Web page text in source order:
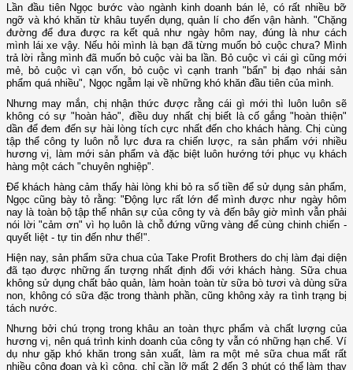
Lần đầu tiên Ngọc bước vào ngành kinh doanh bán lẻ, có rất nhiều bỡ
ngỡ và khó khăn từ khâu tuyển dụng, quản lí cho đến vận hành. "Chặng
đường để đưa được ra kết quả như ngày hôm nay, đúng là như cách
mình lái xe vậy. Nếu hỏi mình là bạn đã từng muốn bỏ cuộc chưa? Mình
trả lời rằng mình đã muốn bỏ cuộc vài ba lần. Bỏ cuộc vì cái gì cũng mới
mẻ, bỏ cuộc vì cạn vốn, bỏ cuộc vì cạnh tranh "bẩn" bị đạo nhái sản
phẩm quá nhiều", Ngọc ngẫm lại về những khó khăn đầu tiên của mình.
Nhưng may mắn, chị nhận thức được rằng cái gì mới thì luôn luôn sẽ
không có sự "hoàn hảo", điều duy nhất chị biết là cố gắng "hoàn thiện"
dần để đem đến sự hài lòng tích cực nhất đến cho khách hàng. Chị cùng
tập thể công ty luôn nỗ lực đưa ra chiến lược, ra sản phẩm với nhiều
hương vị, làm mới sản phẩm và đặc biệt luôn hướng tới phục vụ khách
hàng một cách "chuyên nghiệp".
Để khách hàng cảm thấy hài lòng khi bỏ ra số tiền để sử dụng sản phẩm,
Ngọc cũng bày tỏ rằng: "Động lực rất lớn để mình được như ngày hôm
nay là toàn bộ tập thể nhân sự của công ty và đến bây giờ mình vẫn phải
nói lời "cảm ơn" vì họ luôn là chỗ đứng vững vàng để cùng chinh chiến -
quyết liệt - tự tin đến như thế!".
Hiện nay, sản phẩm sữa chua của Take Profit Brothers do chị làm đại diện
đã tạo được những ấn tượng nhất định đối với khách hàng. Sữa chua
không sử dụng chất bảo quản, làm hoàn toàn từ sữa bò tươi và dùng sữa
non, không có sữa đặc trong thành phần, cũng không xảy ra tình trạng bị
tách nước.
Nhưng bởi chú trọng trong khâu an toàn thực phẩm và chất lượng của
hương vị, nên quá trình kinh doanh của công ty vẫn có những hạn chế. Ví
dụ như gặp khó khăn trong sản xuất, làm ra một mẻ sữa chua mất rất
nhiều công đoạn và kì công, chỉ cần lỡ mất 2 đến 3 phút có thể làm thay